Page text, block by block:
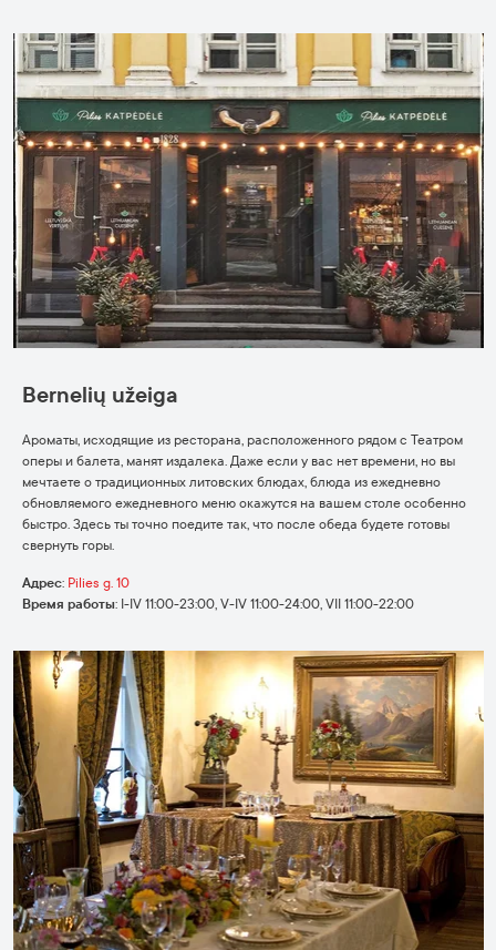
Bernelių užeiga
Ароматы, исходящие из ресторана, расположенного рядом с Театром
оперы и балета, манят издалека. Даже если у вас нет времени, но вы
мечтаете о традиционных литовских блюдах, блюда из ежедневно
обновляемого ежедневного меню окажутся на вашем столе особенно
быстро. Здесь ты точно поедите так, что после обеда будете готовы
свернуть горы.
Адрес: Pilies g. 10
Время работы: I-IV 11:00-23:00, V-IV 11:00-24:00, VII 11:00-22:00